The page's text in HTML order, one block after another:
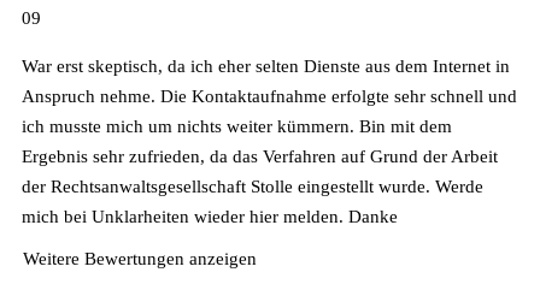
09
War erst skeptisch, da ich eher selten Dienste aus dem Internet in
Anspruch nehme. Die Kontaktaufnahme erfolgte sehr schnell und
ich musste mich um nichts weiter kümmern. Bin mit dem
Ergebnis sehr zufrieden, da das Verfahren auf Grund der Arbeit
der Rechtsanwaltsgesellschaft Stolle eingestellt wurde. Werde
mich bei Unklarheiten wieder hier melden. Danke
Weitere Bewertungen anzeigen